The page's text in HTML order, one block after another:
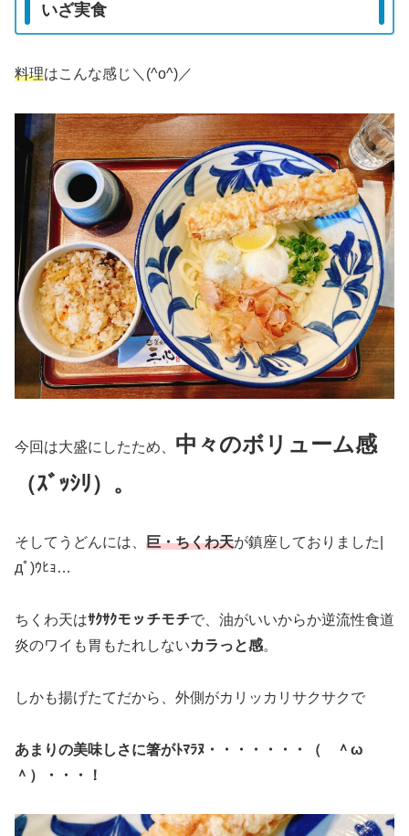
いざ実食
料理はこんな感じ＼(^o^)／
今回は大盛にしたため、 中々のボリューム感
（ｽﾞｯｼﾘ）。
そしてうどんには、 巨・ちくわ天が鎮座しておりました|
дﾟ)ｳﾋｮ…
ちくわ天はｻｸｻｸモッチモチで、油がいいからか逆流性食道
炎のワイも胃もたれしないカラっと感。
しかも揚げたてだから、外側がカリッカリサクサクで
あまりの美味しさに箸がﾄﾏﾗﾇ・・・・・・・（ ＾ω
＾）・・・！